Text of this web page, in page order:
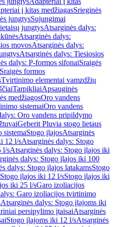
į kitas medžiagasSrieginės
jungtysSujungimai
jungtysAtsarginės dalys:
Atsarginės dalys:
movosAtsarginės dalys:
Atsarginės dalys: Tiesiosios
dalys: P-formos sifonaiSraigės
formos
Tvirtinimo elementai vamzdžių
TarpikliaiApsauginės
medžiagosOro vandens
sistemaiOro vandens
Oro vandens pripildymo
Geberit Pluvia stogo lietaus
Stogo įlajosAtsarginės
12 l/sAtsarginės dalys: Stogo
l/sAtsarginės dalys: Stogo įlajos iki
dalys: Stogo įlajos iki 100
dalys: Stogo įlajos latakamsStogo
įlajos iki 12 l/sStogo įlajos iki
iki 25 l/sGaro izoliacijos
Garo izoliacijos tvirtinimo
Atsarginės dalys: Stogo įlajoms iki
persipylimo įtaisaiAtsarginės
Stogo įlajoms iki 12 l/sAtsarginės